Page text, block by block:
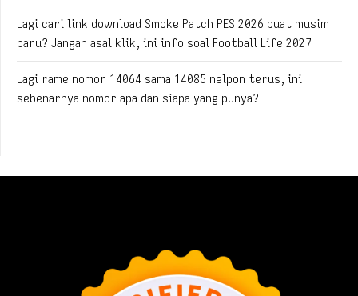
Lagi cari link download Smoke Patch PES 2026 buat musim
baru? Jangan asal klik, ini info soal Football Life 2027
Lagi rame nomor 14064 sama 14085 nelpon terus, ini
sebenarnya nomor apa dan siapa yang punya?